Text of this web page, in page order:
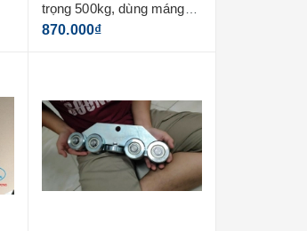
trọng 500kg, dùng máng
5mm
870.000₫